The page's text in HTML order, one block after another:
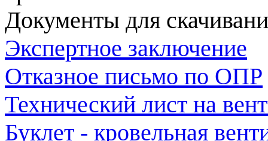
Документы для
Экспертное заключение
Отказное письмо по ОПР
Технический лист на
Буклет - кровельная